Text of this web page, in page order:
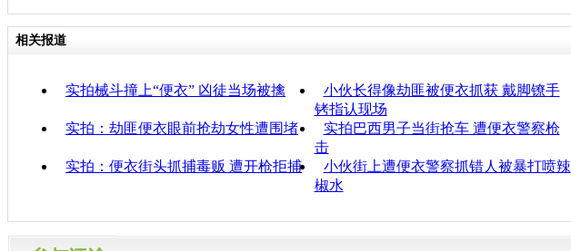
相关报道
实拍械斗撞上“便衣” 凶徒当场被擒
小伙长得像劫匪被便衣抓获 戴脚镣手
铐指认现场
实拍：劫匪便衣眼前抢劫女性遭围堵
实拍巴西男子当街抢车 遭便衣警察枪
击
实拍：便衣街头抓捕毒贩 遭开枪拒捕
小伙街上遭便衣警察抓错人被暴打喷辣
椒水